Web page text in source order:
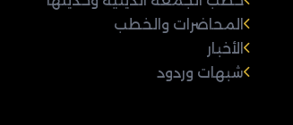
المحاضرات والخطب
الأخبار
شبهات وردود